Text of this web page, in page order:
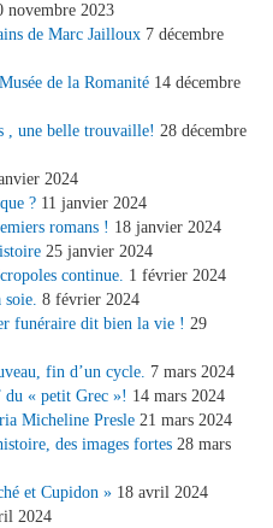
novembre 2023
de Marc Jailloux 7 décembre
de la Romanité 14 décembre
, une belle trouvaille! 28 décembre
2024
? 11 janvier 2024
romans ! 18 janvier 2024
25 janvier 2024
continue. 1 février 2024
soie. 8 février 2024
funéraire dit bien la vie ! 29
fin d’un cycle. 7 mars 2024
du « petit Grec »! 14 mars 2024
Micheline Presle 21 mars 2024
des images fortes 28 mars
et Cupidon » 18 avril 2024
2024